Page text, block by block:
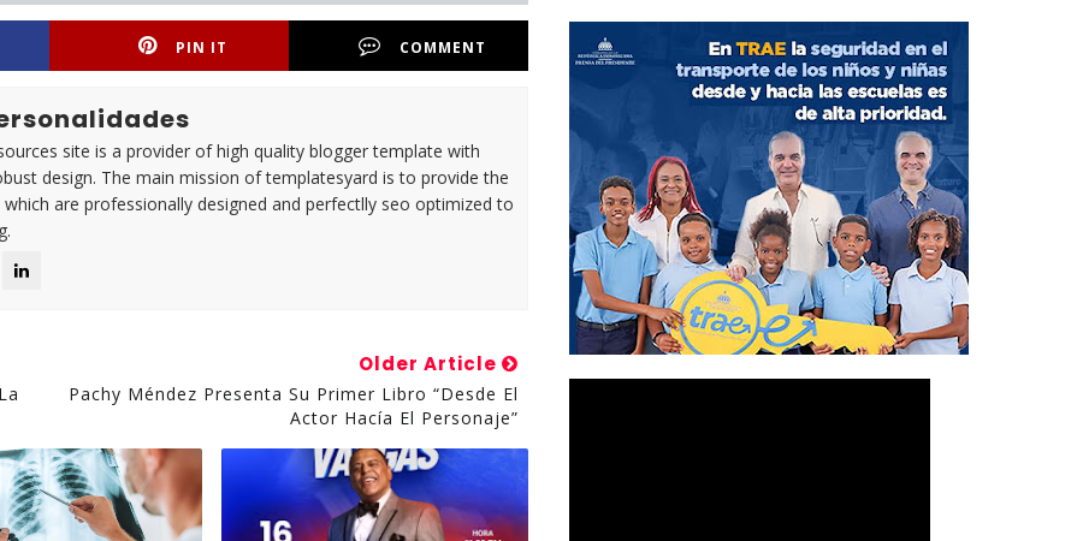
PIN IT COMMENT
site is a provider of high quality blogger template with
design. The main mission of templatesyard is to provide the
are professionally designed and perfectlly seo optimized to
Older Article
Pachy Méndez Presenta Su Primer Libro “Desde El
Actor Hacía El Personaje”